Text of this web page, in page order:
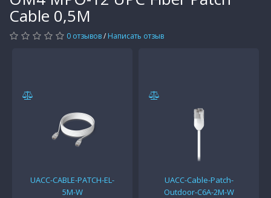
Cable 0,5M
0 отзывов/ Написать отзыв
UACC-CABLE-PATCH-EL-
5M-W
UACC-Cable-Patch-
Outdoor-C6A-2M-W